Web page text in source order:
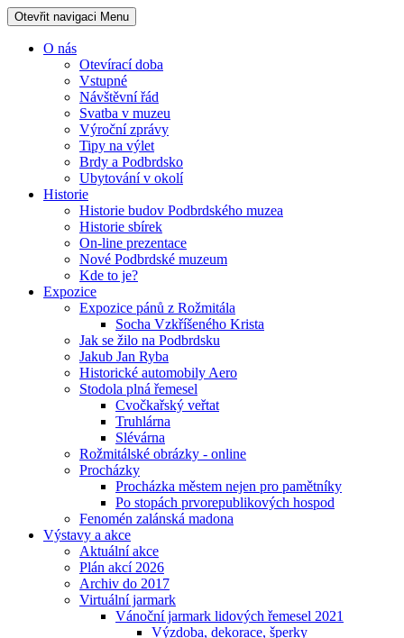
Otevřit navigaci Menu
O nás
Otevírací doba
Vstupné
Návštěvní řád
Svatba v muzeu
Výroční zprávy
Tipy na výlet
Brdy a Podbrdsko
Ubytování v okolí
Historie
Historie budov Podbrdského muzea
Historie sbírek
On-line prezentace
Nové Podbrdské muzeum
Kde to je?
Expozice
Expozice pánů z Rožmitála
Socha Vzkříšeného Krista
Jak se žilo na Podbrdsku
Jakub Jan Ryba
Historické automobily Aero
Stodola plná řemesel
Cvočkařský veřtat
Truhlárna
Slévárna
Rožmitálské obrázky - online
Procházky
Procházka městem nejen pro pamětníky
Po stopách prvorepublikových hospod
Fenomén zalánská madona
Výstavy a akce
Aktuální akce
Plán akcí 2026
Archiv do 2017
Virtuální jarmark
Vánoční jarmark lidových řemesel 2021
Výzdoba, dekorace, šperky